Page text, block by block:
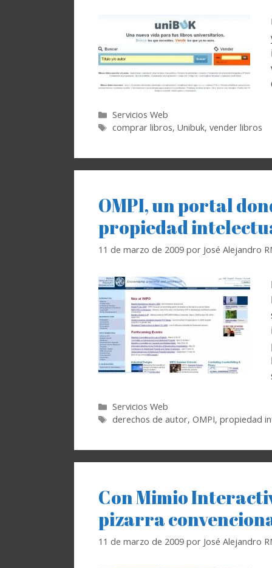
Categorías
Servicios Web
Etiquetas
comprar libros,Unibuk,vender libros
OMPI, un portal
propiedad
11 de marzo de 2009 por José Alejandro
Categorías
Servicios Web
Etiquetas
derechos de autor,OMPI,propiedad
Con Mimio
pizarra
11 de marzo de 2009 por José Alejandro